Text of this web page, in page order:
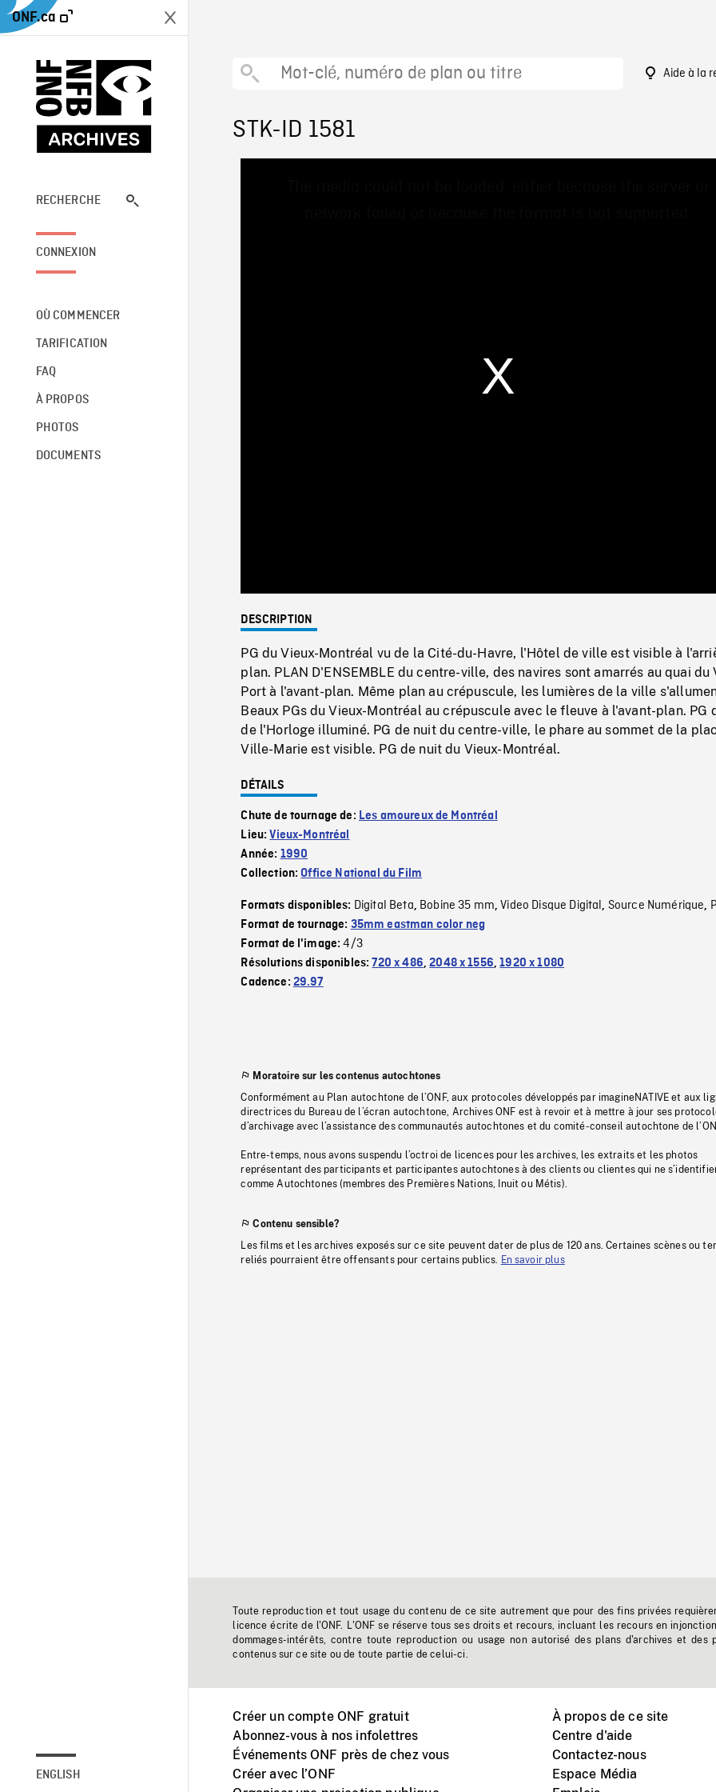
ONF.ca
RECHERCHE
CONNEXION
OÙ COMMENCER
TARIFICATION
FAQ
À PROPOS
PHOTOS
DOCUMENTS
ENGLISH
Aide à la
STK-ID 1581
0%
DESCRIPTION
PG du Vieux-Montréal vu de la Cité-du-Havre, l'Hôtel de ville est visible à
plan. PLAN D'ENSEMBLE du centre-ville, des navires sont amarrés au quai du
Port à l'avant-plan. Même plan au crépuscule, les lumières de la ville
Beaux PGs du Vieux-Montréal au crépuscule avec le fleuve à l'avant-plan. PG
de l'Horloge illuminé. PG de nuit du centre-ville, le phare au sommet de la
Ville-Marie est visible. PG de nuit du Vieux-Montréal.
DÉTAILS
Chute de tournage de: Les amoureux de Montréal
Lieu:Vieux-Montréal
Année: 1990
Collection:Office National du Film
Formats disponibles: Digital Beta, Bobine 35 mm,Video Disque Digital, Source Numérique,
Format de tournage: 35mm eastman color neg
Format de l'image:4/3
Résolutions disponibles:720 x 486,2048 x 1556,1920 x 1080
Cadence: 29.97
Moratoire sur les contenus autochtones
Conformément au Plan autochtone de l’ONF, aux protocoles développés par imagineNATIVE et aux
directrices du Bureau de l’écran autochtone, Archives ONF est à revoir et à mettre à jour ses
d’archivage avec l’assistance des communautés autochtones et du comité-conseil autochtone de
Entre-temps, nous avons suspendu l’octroi de licences pour les archives, les extraits et les photos
représentant des participants et participantes autochtones à des clients ou clientes qui ne
comme Autochtones (membres des Premières Nations, Inuit ou Métis).
Contenu sensible?
Les films et les archives exposés sur ce site peuvent dater de plus de 120 ans. Certaines scènes ou
reliés pourraient être offensants pour certains publics.
En savoir plus
Toute reproduction et tout usage du contenu de ce site autrement que pour des fins privées
licence écrite de l'ONF. L'ONF se réserve tous ses droits et recours, incluant les recours en
dommages-intérêts, contre toute reproduction ou usage non autorisé des plans d'archives et des
contenus sur ce site ou de toute partie de celui-ci.
Créer un compte ONF gratuit
Abonnez-vous à nos infolettres
Événements ONF près de chez vous
Créer avec l’ONF
À propos de ce site
Centre d'aide
Contactez-nous
Espace Média